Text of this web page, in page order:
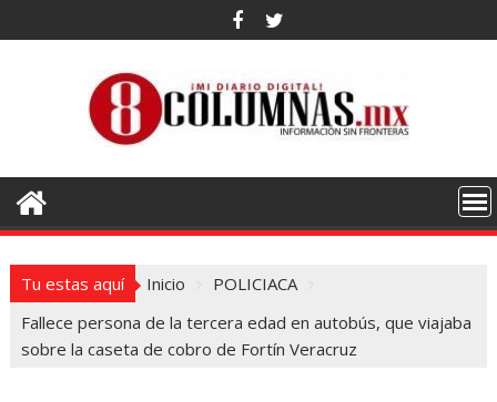
al
Tu estas aquí Inicio
POLICIACA
Fallece persona de la tercera edad en autobús, que viajaba
sobre la caseta de cobro de Fortín Veracruz